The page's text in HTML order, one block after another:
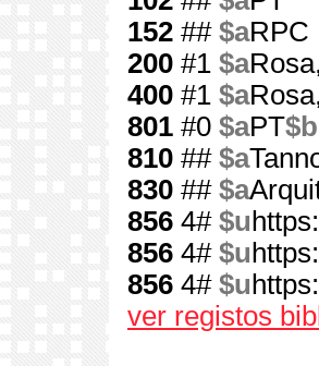
152 ## $aRPC
200 #1 $aRosa,
400 #1 $aRosa,
801 #0 $aPT$b
810 ## $a
830 ## $a
856 4# $u
856 4# $u
856 4# $u
ver registos